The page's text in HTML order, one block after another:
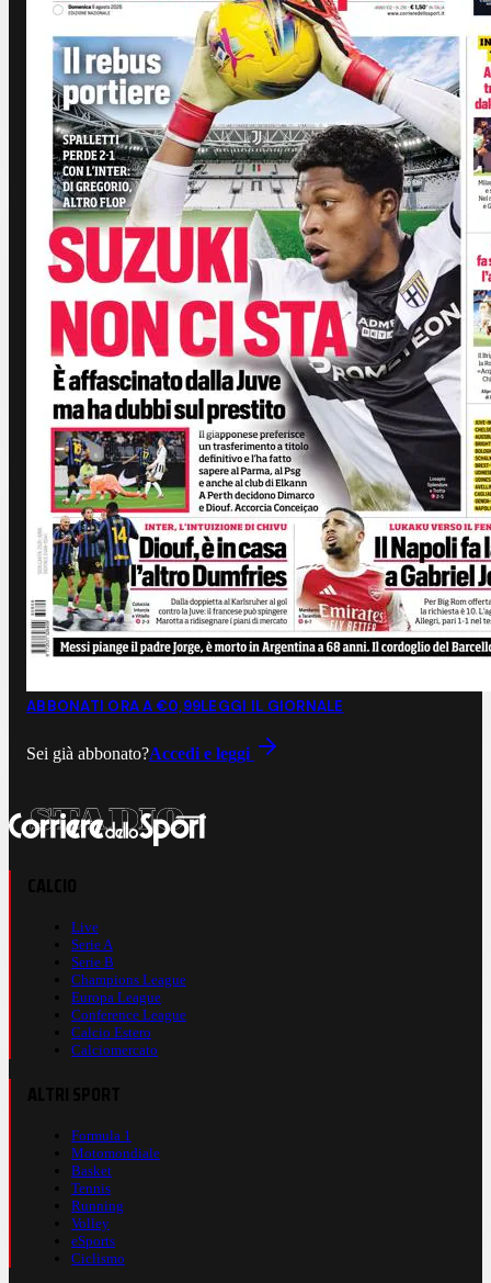
ABBONATI ORA A €0,99LEGGI IL GIORNALE
Sei già abbonato?Accedi e leggi
Live
Serie A
Serie B
Champions League
Europa League
Conference League
Calcio Estero
Calciomercato
Formula 1
Motomondiale
Basket
Tennis
Running
Volley
eSports
Ciclismo